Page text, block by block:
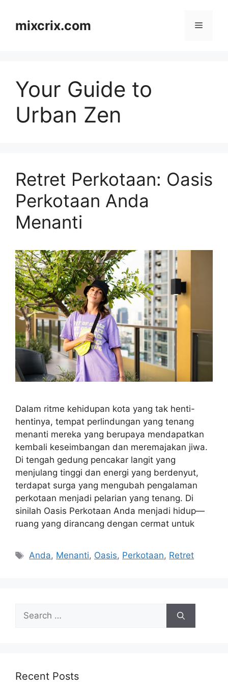
contentmixcrix.com Menu
Your Guide to
Urban Zen
Retret Perkotaan: Oasis
Perkotaan Anda
Menanti
Dalam ritme kehidupan kota yang tak henti-
hentinya, tempat perlindungan yang tenang
menanti mereka yang berupaya mendapatkan
kembali keseimbangan dan meremajakan jiwa.
Di tengah gedung pencakar langit yang
menjulang tinggi dan energi yang berdenyut,
terdapat surga yang mengubah pengalaman
perkotaan menjadi pelarian yang tenang. Di
sinilah Oasis Perkotaan Anda menjadi hidup—
ruang yang dirancang dengan cermat untuk
Tags
Anda, Menanti, Oasis, Perkotaan, Retret
Search
for:
Recent Posts